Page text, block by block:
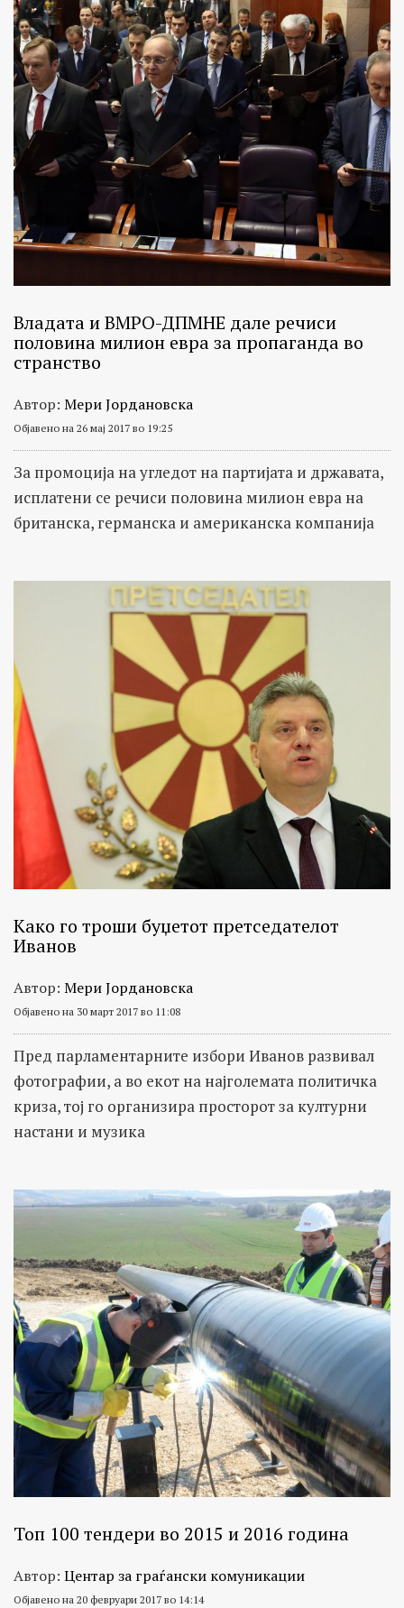
Владата и ВМРО-ДПМНЕ дале речиси
половина милион евра за пропаганда во
странство
Автор: Мери Јордановска
Објавено на 26 мај 2017 во 19:25
За промоција на угледот на партијата и државата,
исплатени се речиси половина милион евра на
британска, германска и американска компанија
Како го троши буџетот претседателот
Иванов
Автор: Мери Јордановска
Објавено на 30 март 2017 во 11:08
Пред парламентарните избори Иванов развивал
фотографии, а во екот на најголемата политичка
криза, тој го организира просторот за културни
настани и музика
Топ 100 тендери во 2015 и 2016 година
Автор: Центар за граѓански комуникации
Објавено на 20 февруари 2017 во 14:14